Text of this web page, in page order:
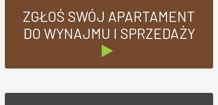
ZGŁOŚ SWÓJ APARTAMENT
DO WYNAJMU I SPRZEDAŻY